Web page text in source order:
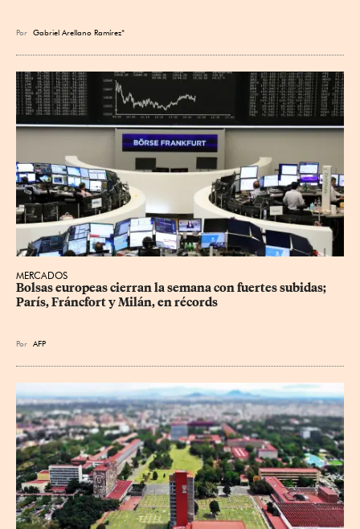
Por Gabriel Arellano Ramírez*
MERCADOS
Bolsas europeas cierran la semana con fuertes subidas;
París, Fráncfort y Milán, en récords
Por AFP